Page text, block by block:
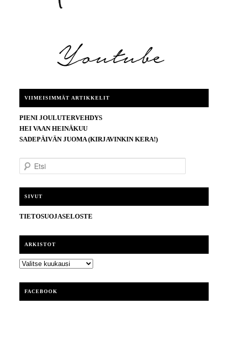
VIIMEISIMMÄT ARTIKKELIT
PIENI JOULUTERVEHDYS
HEI VAAN HEINÄKUU
SADEPÄIVÄN JUOMA (KIRJAVINKIN KERA!)
t
SIVUT
TIETOSUOJASELOSTE
ARKISTOT
ARKISTOT
FACEBOOK